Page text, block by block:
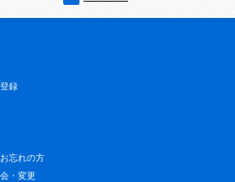
録
忘れの方
・変更